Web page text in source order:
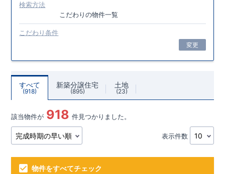
検索方法
こだわりの物件一覧
こだわり条件
変更
すべて
918
新築分譲住宅
895
土地
23
該当物件が 918 件見つかりました。
表示件数
物件をすべてチェック